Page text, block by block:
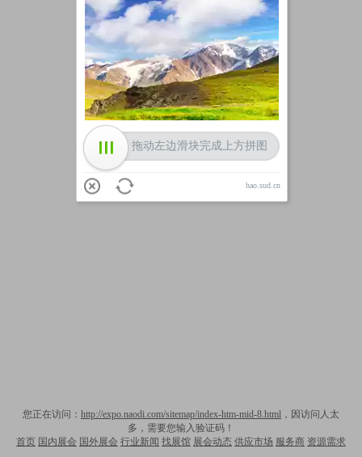
您正在访问： http://expo.naodi.com/sitemap/index-htm-mid-8.html ，因访问人太
多，需要您输入验证码！
首页 国内展会 国外展会 行业新闻 找展馆 展会动态 供应市场 服务商 资源需求
加载中
拖动左边滑块完成上方拼图
hao.sud.cn